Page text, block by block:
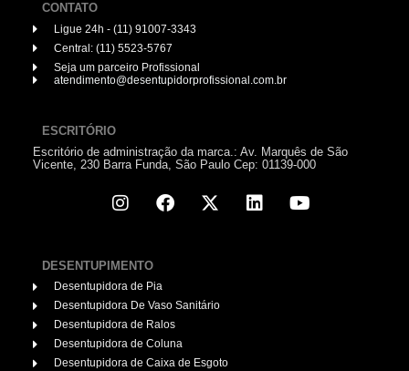
CONTATO
Ligue 24h - (11) 91007-3343
Central: (11) 5523-5767
Seja um parceiro Profissional
atendimento@desentupidorprofissional.com.br
ESCRITÓRIO
Escritório de administração da marca.: Av. Marquês de São
Vicente, 230 Barra Funda, São Paulo Cep: 01139-000
DESENTUPIMENTO
Desentupidora de Pia
Desentupidora De Vaso Sanitário
Desentupidora de Ralos
Desentupidora de Coluna
Desentupidora de Caixa de Esgoto